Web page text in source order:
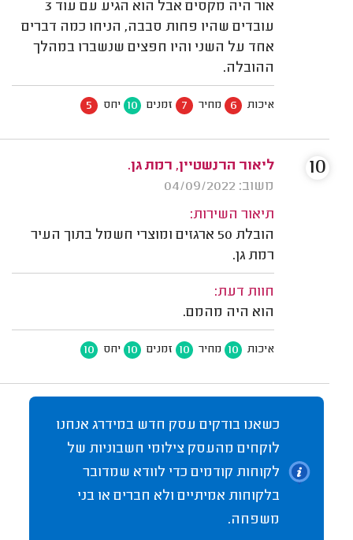
אור היה מקסים אבל הוא הגיע עם עוד 3
עובדים שהיו פחות סבבה, הניחו כמה דברים
אחד על השני והיו חפצים שנשברו במהלך
ההובלה.
איכות 6 מחיר 7 זמנים 10 יחס 5
ליאור הרנשטיין, רמת גן.
משוב: 04/09/2022
תיאור השירות:
הובלת 50 ארגזים ומוצרי חשמל בתוך העיר
רמת גן.
חוות דעת:
הוא היה מהמם.
איכות 10 מחיר 10 זמנים 10 יחס 10
10
כשאנו בודקים עסק חדש במידרג אנחנו
לוקחים מהעסק צילומי חשבוניות של
לקוחות קודמים כדי לוודא שמדובר
בלקוחות אמיתיים ולא חברים או בני
משפחה.